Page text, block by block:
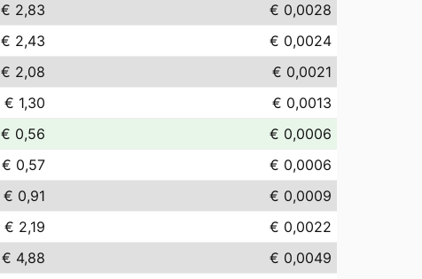
€ 2,83
€ 0,0028
€ 2,43
€ 0,0024
€ 2,08
€ 0,0021
€ 1,30
€ 0,0013
€ 0,56
€ 0,0006
€ 0,57
€ 0,0006
€ 0,91
€ 0,0009
€ 2,19
€ 0,0022
€ 4,88
€ 0,0049